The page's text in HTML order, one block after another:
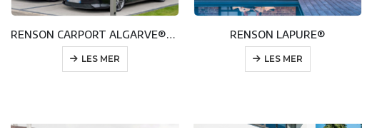
RENSON CARPORT ALGARVE®CANVAS
LES MER
RENSON LAPURE®
LES MER